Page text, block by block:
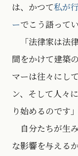
は、かつて私が
ーでこう語ってい
「法律家は法
間をかけて建築
マーは往々にし
ン、そして人々
り始めるのです」
自分たちが生
な影響を与える